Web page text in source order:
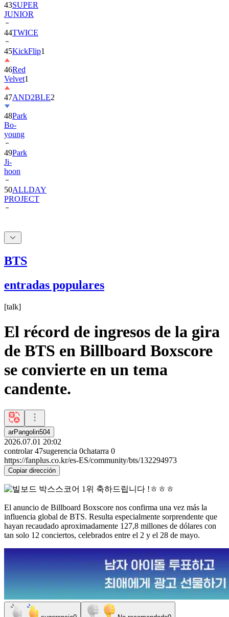
43SUPER
JUNIOR
44TWICE
45KickFlip1
46Red
Velvet1
47AND2BLE2
48Park
Bo-
young
49Park
Ji-
hoon
50ALLDAY
PROJECT
BTS
entradas populares
[talk]
El récord de ingresos de la gira
de BTS en Billboard Boxscore
se convierte en un tema
candente.
arPangolin504
2026.07.01 20:02
controlar 47sugerencia 0chatarra 0
https://fanplus.co.kr/es-ES/community/bts/132294973
Copiar dirección
El anuncio de Billboard Boxscore nos confirma una vez más la
influencia global de BTS. Resulta especialmente sorprendente que
hayan recaudado aproximadamente 127,8 millones de dólares con
tan solo 12 conciertos, celebrados entre el 2 y el 28 de mayo.